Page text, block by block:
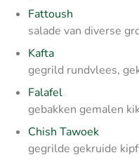
Fattoush
salade van diverse
Kafta
gegrild rundvlees,
Falafel
gebakken gemalen
Chish Tawoek
gegrilde gekruide